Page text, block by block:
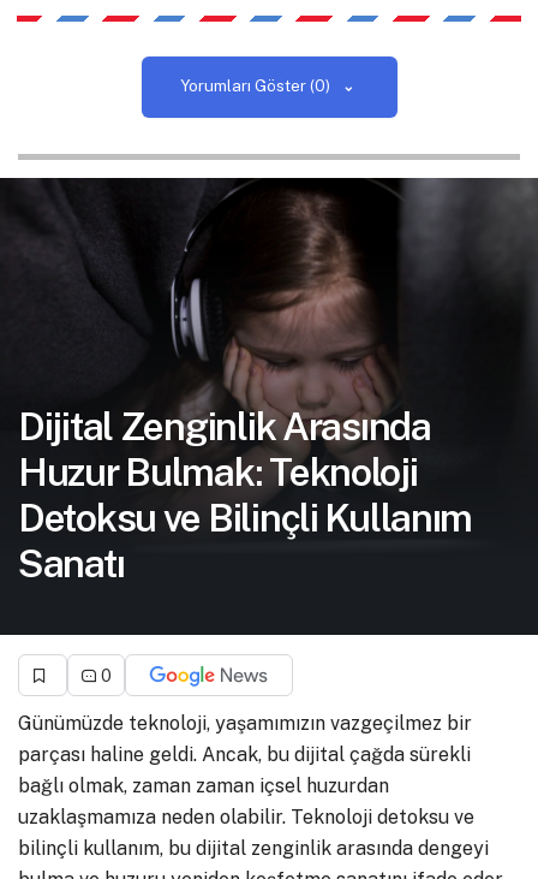
Yorumları Göster (0)
Dijital Zenginlik Arasında
Huzur Bulmak: Teknoloji
Detoksu ve Bilinçli Kullanım
Sanatı
0
Günümüzde teknoloji, yaşamımızın vazgeçilmez bir
parçası haline geldi. Ancak, bu dijital çağda sürekli
bağlı olmak, zaman zaman içsel huzurdan
uzaklaşmamıza neden olabilir. Teknoloji detoksu ve
bilinçli kullanım, bu dijital zenginlik arasında dengeyi